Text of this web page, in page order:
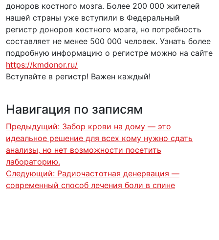
доноров костного мозга. Более 200 000 жителей
нашей страны уже вступили в Федеральный
регистр доноров костного мозга, но потребность
составляет не менее 500 000 человек. Узнать более
подробную информацию о регистре можно на сайте
https://kmdonor.ru/
Вступайте в регистр! Важен каждый!
Навигация по записям
Предыдущий: Забор крови на дому — это
идеальное решение для всех кому нужно сдать
анализы, но нет возможности посетить
лабораторию.
Следующий: Радиочастотная денервация —
современный способ лечения боли в спине